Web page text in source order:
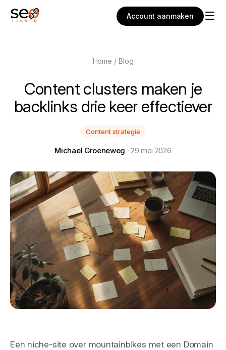
Account aanmaken
Home / Blog
Content clusters maken je
backlinks drie keer effectiever
Content strategie
Michael Groeneweg · 29 mei 2026
Een niche-site over mountainbikes met een Domain